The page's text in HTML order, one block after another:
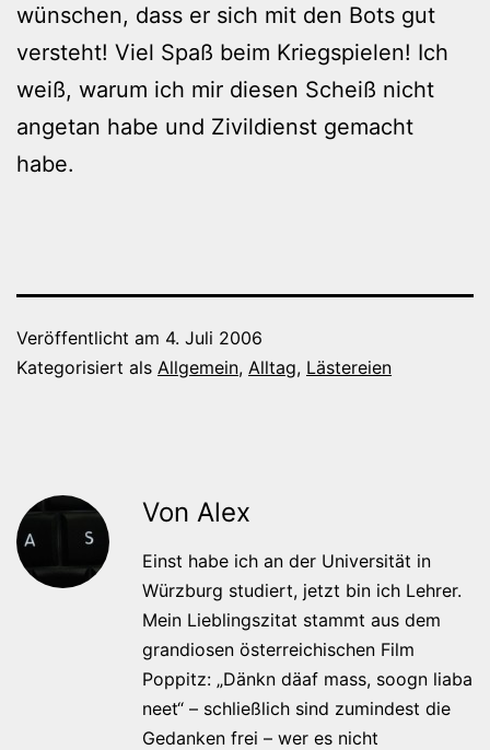
wünschen, dass er sich mit den Bots gut
versteht! Viel Spaß beim Kriegspielen! Ich
weiß, warum ich mir diesen Scheiß nicht
angetan habe und Zivildienst gemacht
habe.
Veröffentlicht am 4. Juli 2006
Kategorisiert als Allgemein, Alltag, Lästereien
Von Alex
Einst habe ich an der Universität in
Würzburg studiert, jetzt bin ich Lehrer.
Mein Lieblingszitat stammt aus dem
grandiosen österreichischen Film
Poppitz: „Dänkn däaf mass, soogn liaba
neet“ – schließlich sind zumindest die
Gedanken frei – wer es nicht